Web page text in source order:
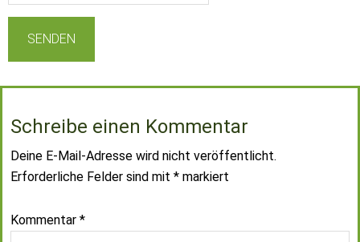
Schreibe einen Kommentar
Deine E-Mail-Adresse wird nicht veröffentlicht.
Erforderliche Felder sind mit * markiert
Kommentar *